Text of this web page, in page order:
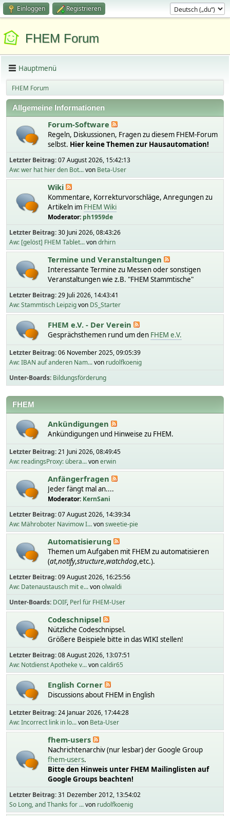
Einloggen Registrieren
FHEM Forum
Hauptmenü
FHEM Forum
Allgemeine Informationen
Forum-Software
Regeln, Diskussionen, Fragen zu diesem FHEM-Forum
selbst. Hier keine Themen zur Hausautomation!
Letzter Beitrag:07 August 2026, 15:42:13
Aw: wer hat hier den Bot...von Beta-User
Wiki
Kommentare, Korrekturvorschläge, Anregungen zu
Artikeln im FHEM Wiki
Moderator: ph1959de
Letzter Beitrag:30 Juni 2026, 08:43:26
Aw: [gelöst] FHEM Tablet...vondrhirn
Termine und Veranstaltungen
Interessante Termine zu Messen oder sonstigen
Veranstaltungen wie z.B. "FHEM Stammtische"
Letzter Beitrag:29 Juli 2026, 14:43:41
Aw: Stammtisch Leipzigvon DS_Starter
FHEM e.V. - Der Verein
Gesprächsthemen rund um den FHEM e.V.
Letzter Beitrag:06 November 2025, 09:05:39
Aw: IBAN auf anderen Nam...von rudolfkoenig
Unter-Boards Bildungsförderung
FHEM
Ankündigungen
Ankündigungen und Hinweise zu FHEM.
Letzter Beitrag:21 Juni 2026, 08:49:45
Aw: readingsProxy: übera...vonerwin
Anfängerfragen
Jeder fängt mal an....
Moderator: KernSani
Letzter Beitrag:07 August 2026, 14:39:34
Aw: Mähroboter Navimow I...vonsweetie-pie
Automatisierung
Themen um Aufgaben mit FHEM zu automatisieren
(at,notify,structure,watchdog,etc.).
Letzter Beitrag:09 August 2026, 16:25:56
Aw: Datenaustausch mit e...vonolwaldi
Unter-Boards DOIF Perl für FHEM-User
Codeschnipsel
Nützliche Codeschnipsel.
Größere Beispiele bitte in das WIKI stellen!
Letzter Beitrag:08 August 2026, 13:07:51
Aw: Notdienst Apotheke v...voncaldir65
English Corner
Discussions about FHEM in English
Letzter Beitrag:24 Januar 2026, 17:44:28
Aw: Incorrect link in lo...von Beta-User
fhem-users
Nachrichtenarchiv (nur lesbar) der Google Group
fhem-users.
Bitte den Hinweis unter FHEM Mailinglisten auf
Google Groups beachten!
Letzter Beitrag:31 Dezember 2012, 13:54:02
So Long, and Thanks for ...von rudolfkoenig